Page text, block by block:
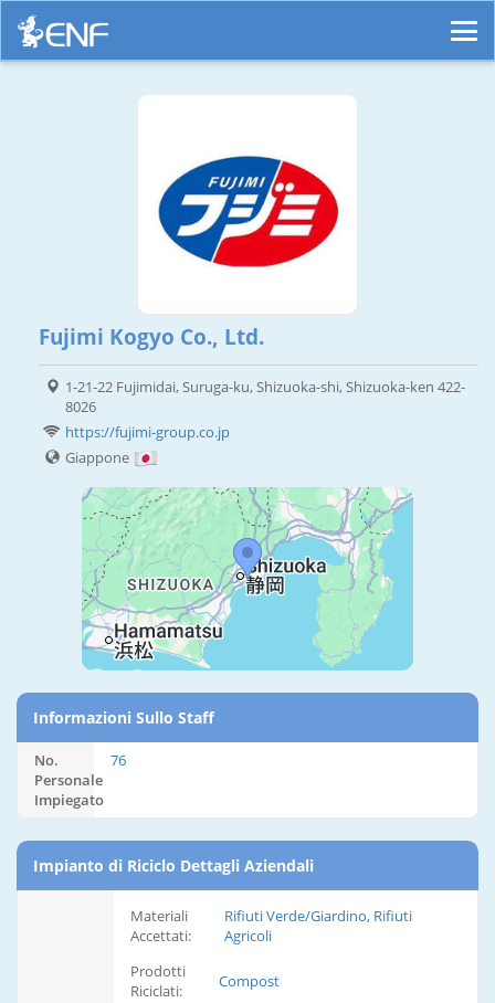
Fujimi Kogyo Co., Ltd.
1-21-22 Fujimidai, Suruga-ku, Shizuoka-shi, Shizuoka-ken 422-
8026
https://fujimi-group.co.jp
Giappone
Informazioni Sullo Staff
No.
Personale
Impiegato
76
Impianto di Riciclo Dettagli Aziendali
Materiali
Accettati:
Rifiuti Verde/Giardino, Rifiuti
Agricoli
Prodotti
Riciclati:
Compost